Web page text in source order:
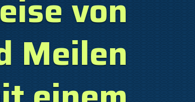
von
Meilen